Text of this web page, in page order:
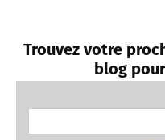
Trouvez votre
blog
e